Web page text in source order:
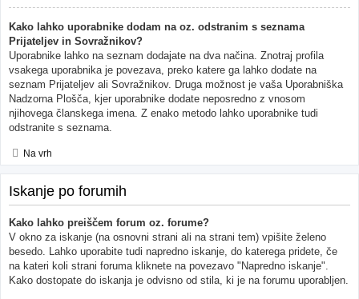
Kako lahko uporabnike dodam na oz. odstranim s seznama
Prijateljev in Sovražnikov?
Uporabnike lahko na seznam dodajate na dva načina. Znotraj profila
vsakega uporabnika je povezava, preko katere ga lahko dodate na
seznam Prijateljev ali Sovražnikov. Druga možnost je vaša Uporabniška
Nadzorna Plošča, kjer uporabnike dodate neposredno z vnosom
njihovega članskega imena. Z enako metodo lahko uporabnike tudi
odstranite s seznama.
Na vrh
Iskanje po forumih
Kako lahko preiščem forum oz. forume?
V okno za iskanje (na osnovni strani ali na strani tem) vpišite želeno
besedo. Lahko uporabite tudi napredno iskanje, do katerega pridete, če
na kateri koli strani foruma kliknete na povezavo "Napredno iskanje".
Kako dostopate do iskanja je odvisno od stila, ki je na forumu uporabljen.